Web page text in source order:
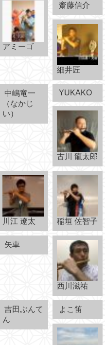
アミーゴ
齋藤信介
細井匠
中嶋竜一
（なかじ
い）
YUKAKO
古川 龍太郎
川江 遼太 稲垣 佐智子
矢車
西川滋祐
吉田ぶんて
ん
よこ笛